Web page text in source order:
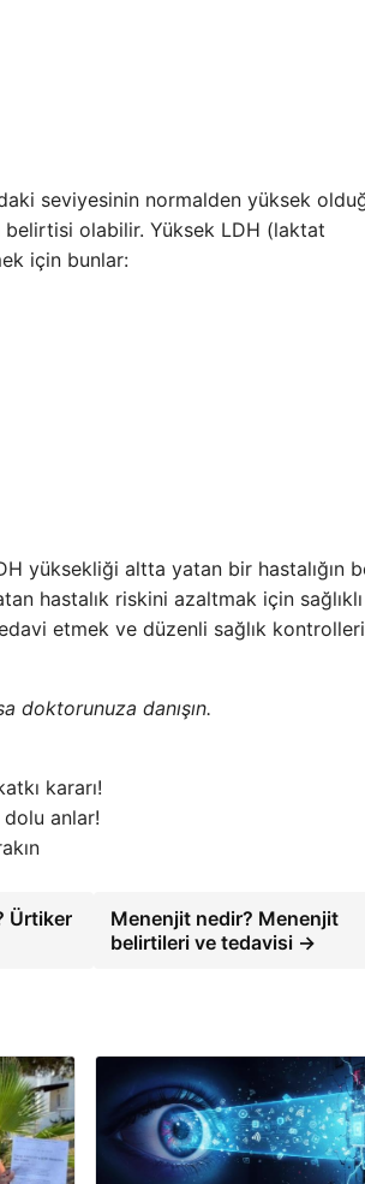
seviyesinin normalden yüksek
belirtisi olabilir. Yüksek LDH (laktat
için bunlar:
yüksekliği altta yatan bir hastalığın
hastalık riskini azaltmak için
etmek ve düzenli sağlık kontrolleri
doktorunuza danışın.
kararı!
anlar!
Ürtiker
Menenjit nedir? Menenjit
belirtileri ve tedavisi →